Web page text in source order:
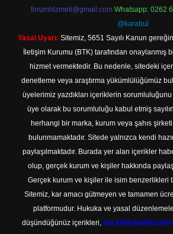
forumhizmeti@gmail.com Whatsapp: 0262
@karabul
Yasal Uyarı: Sitemiz, 5651 Sayılı Kanun
İletişim Kurumu (BTK) tarafından onaylanmış
hizmet vermektedir. Bu nedenle, sitedeki
denetleme veya araştırma yükümlülüğümüz
üyelerimiz yazdıkları içeriklerin
üye olarak bu sorumluluğu kabul etmiş
herhangi bir marka, kurum veya şahıs
bulunmamaktadır. Sitede yalnızca kendi
paylaşılmaktadır. Burada yer alan içerikler
olup, gerçek kurum ve kişiler hakkında
Gerçek kurum ve kişiler ile isim benzerlikleri
Sitemiz, kar amacı gütmeyen ve tamamen
platformudur. Hukuka ve yasal
düşündüğünüz içerikleri,